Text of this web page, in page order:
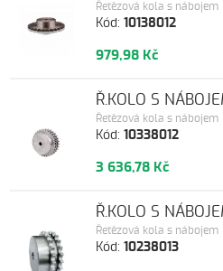
Kód:10138012
Řetězová kola s nábojem
979,98 Kč
Kód:10338012
Řetězová kola s nábojem
Ř.KOLO S
3 636,78 Kč
Kód:10238013
Řetězová kola s nábojem
Ř.KOLO S